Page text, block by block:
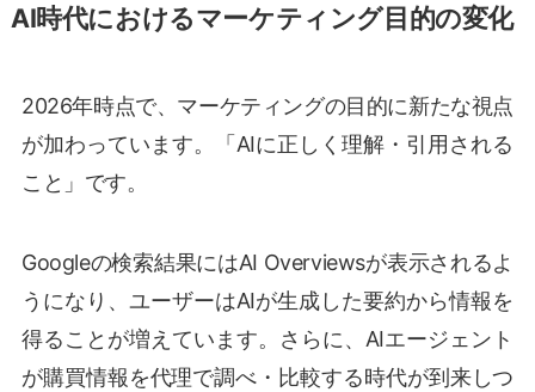
AI時代におけるマーケティング目的の変化
2026年時点で、マーケティングの目的に新たな視点
が加わっています。「AIに正しく理解・引用される
こと」です。
Googleの検索結果にはAI Overviewsが表示されるよ
うになり、ユーザーはAIが生成した要約から情報を
得ることが増えています。さらに、AIエージェント
が購買情報を代理で調べ・比較する時代が到来しつ